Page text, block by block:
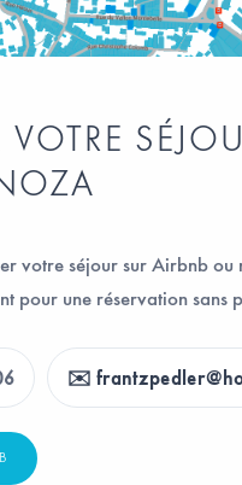
VOTRE
votre séjour sur Airbnb ou
pour une réservation sans
✉️